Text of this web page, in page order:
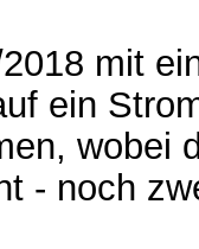
mit
ein
wobei
- noch